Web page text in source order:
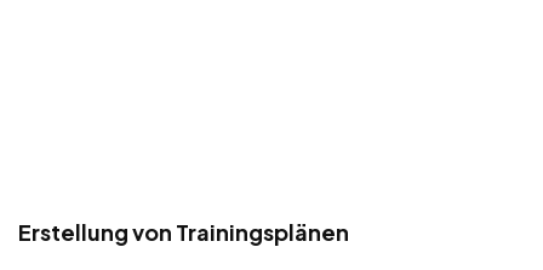
Erstellung von Trainingsplänen